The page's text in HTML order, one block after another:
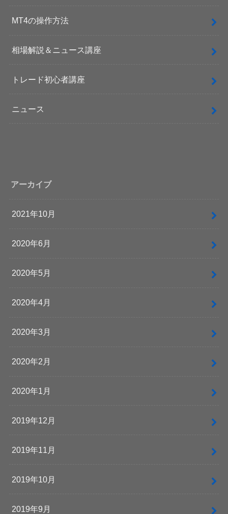
MT4の操作方法
相場解説＆ニュース講座
トレード初心者講座
ニュース
アーカイブ
2021年10月
2020年6月
2020年5月
2020年4月
2020年3月
2020年2月
2020年1月
2019年12月
2019年11月
2019年10月
2019年9月